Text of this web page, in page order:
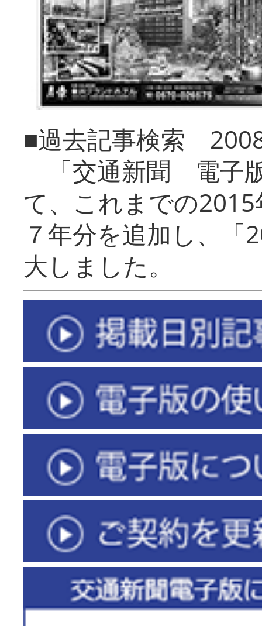
■過去記事検索
「交通新聞 電子
て、これまでの
７年分を追加し、「
大しまし